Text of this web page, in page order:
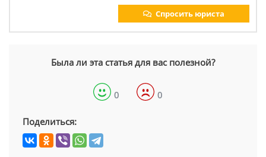
Спросить юриста
Была ли эта статья для вас полезной?
0 0
Поделиться: